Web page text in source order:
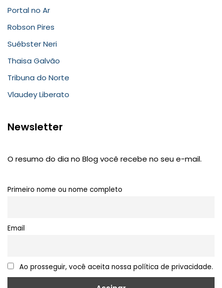
Portal no Ar
Robson Pires
Suébster Neri
Thaisa Galvão
Tribuna do Norte
Vlaudey Liberato
Newsletter
O resumo do dia no Blog você recebe no seu e-mail.
Primeiro nome ou nome completo
Email
Ao prosseguir, você aceita nossa política de privacidade.